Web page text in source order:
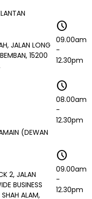
JALAN LONG
15200
schedule
09.00am
-
12.30pm
schedule
08.00am
-
12.30pm
(DEWAN
2, JALAN
BUSINESS
SHAH ALAM,
schedule
09.00am
-
12.30pm